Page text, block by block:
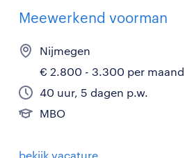
Meewerkend voorman
Nijmegen
€ 2.800 - 3.300 per maand
40 uur, 5 dagen p.w.
MBO
bekijk vacature